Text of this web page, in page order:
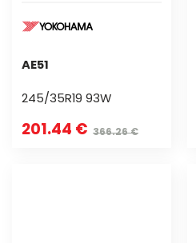
AE51
245/35R19 93W
201.44 € 366.26 €